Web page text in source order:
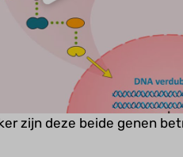
zijn deze beide genen